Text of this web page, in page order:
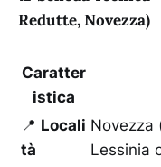
Redutte, Novezza)
Caratter
istica
📍 Locali
tà
Novezza
Lessinia